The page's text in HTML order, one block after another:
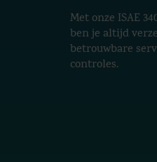
Met onze ISAE
ben je altijd
betrouwbare
controles.